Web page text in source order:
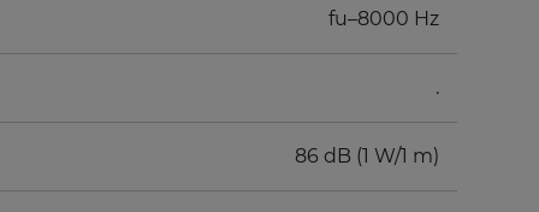
fu–8000 Hz
.
86 dB (1 W/1 m)